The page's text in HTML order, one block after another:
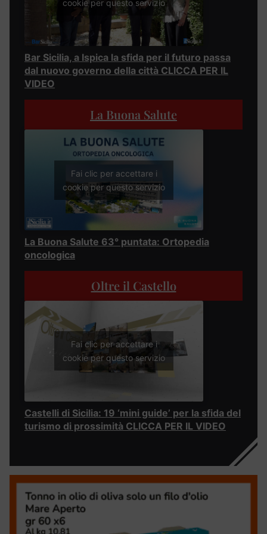
cookie per questo servizio
Bar Sicilia, a Ispica la sfida per il futuro passa
dal nuovo governo della città CLICCA PER IL
VIDEO
La Buona Salute
Fai clic per accettare i
cookie per questo servizio
La Buona Salute 63° puntata: Ortopedia
oncologica
Oltre il Castello
Fai clic per accettare i
cookie per questo servizio
Castelli di Sicilia: 19 ‘mini guide’ per la sfida del
turismo di prossimità CLICCA PER IL VIDEO